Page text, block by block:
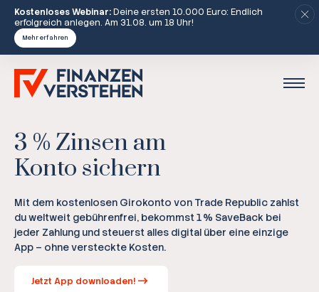
Kostenloses Webinar:Deine ersten 10.000 Euro: Endlich
erfolgreich anlegen. Am 31.08. um 18 Uhr!
Mehr erfahren
3 % Zinsen am
Konto sichern
Mit dem kostenlosen Girokonto von Trade Republic zahlst
du weltweit gebührenfrei, bekommst 1 % SaveBack bei
jeder Zahlung und steuerst alles digital über eine einzige
App – ohne versteckte Kosten.
Jetzt App downloaden!